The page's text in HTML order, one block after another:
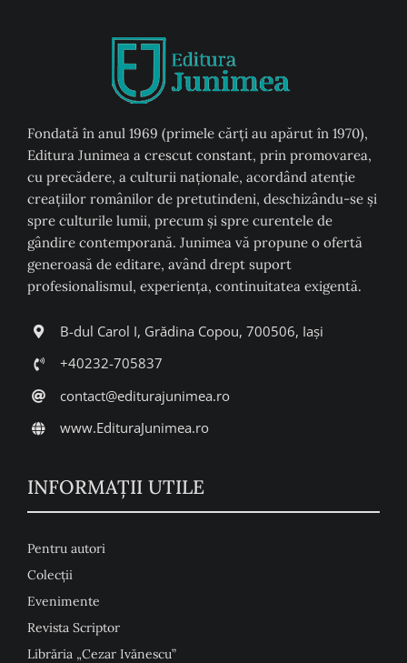
Fondată în anul 1969 (primele cărți au apărut în 1970),
Editura Junimea a crescut constant, prin promovarea,
cu precădere, a culturii naţionale, acordând atenţie
creaţiilor românilor de pretutindeni, deschizându-se şi
spre culturile lumii, precum şi spre curentele de
gândire contemporană. Junimea vă propune o ofertă
generoasă de editare, având drept suport
profesionalismul, experiența, continuitatea exigentă.
B-dul Carol I, Grădina Copou, 700506, Iași
+40232-705837
contact@editurajunimea.ro
www.EdituraJunimea.ro
INFORMAŢII UTILE
Pentru autori
Colecţii
Evenimente
Revista Scriptor
Librăria „Cezar Ivănescu”